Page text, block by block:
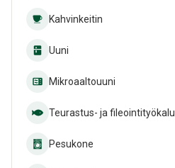
Kahvinkeitin
Uuni
Mikroaaltouuni
Teurastus- ja fileointityökalu
Pesukone